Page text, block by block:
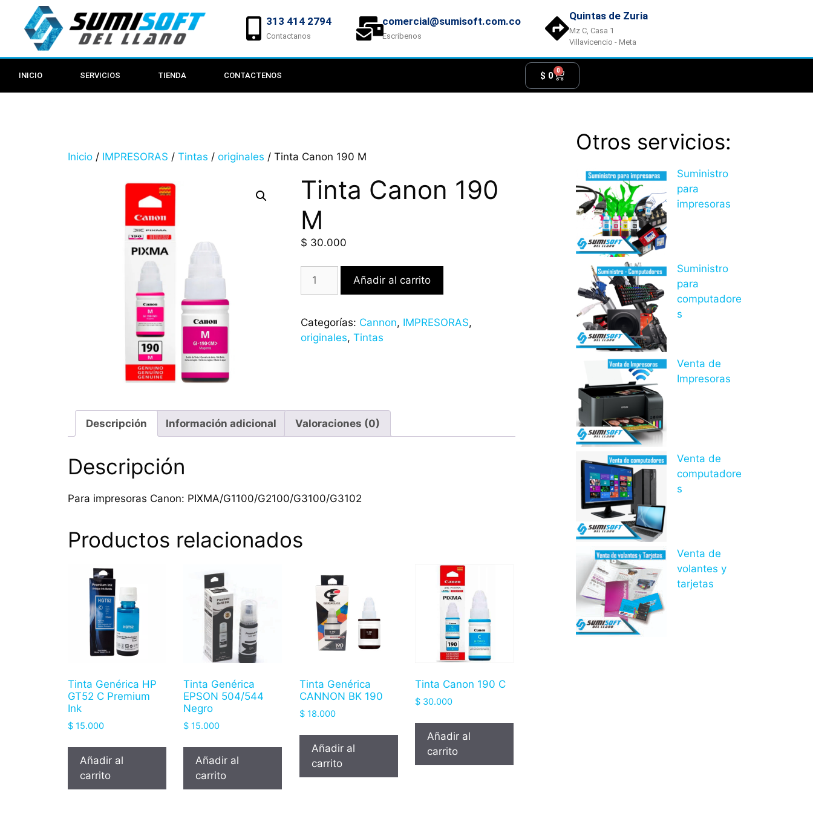
313 414 2794
Contactanos
comercial@sumisoft.com.co
Escribenos
Quintas de Zuria
Mz C, Casa 1
Villavicencio - Meta
INICIO SERVICIOS TIENDA CONTACTENOS $ 0 0
Inicio / IMPRESORAS / Tintas / originales / Tinta Canon 190 M
Tinta Canon 190
M
$ 30.000
Añadir al carrito
Categorías: Cannon, IMPRESORAS,
originales, Tintas
Descripción Información adicional Valoraciones (0)
Descripción
Para impresoras Canon: PIXMA/G1100/G2100/G3100/G3102
Productos relacionados
Tinta Genérica HP
GT52 C Premium
Ink
$ 15.000
Añadir al
carrito
Tinta Genérica
EPSON 504/544
Negro
$ 15.000
Añadir al
carrito
Tinta Genérica
CANNON BK 190
$18.000
Añadir al
carrito
Tinta Canon 190 C
$30.000
Añadir al
carrito
Otros servicios:
Suministro
para
impresoras
Suministro
para
computadore
s
Venta de
Impresoras
Venta de
computadore
s
Venta de
volantes y
tarjetas